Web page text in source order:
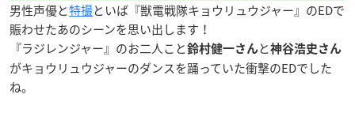
男性声優と特撮といば『獣電戦隊キョウリュウジャー』のEDで
賑わせたあのシーンを思い出します！
『ラジレンジャー』のお二人こと鈴村健一さんと神谷浩史さん
がキョウリュウジャーのダンスを踊っていた衝撃のEDでした
ね。